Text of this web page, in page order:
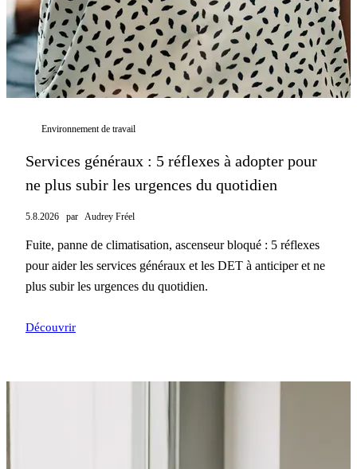
Environnement de travail
Services généraux : 5 réflexes à adopter pour
ne plus subir les urgences du quotidien
5.8.2026 par Audrey Fréel
Fuite, panne de climatisation, ascenseur bloqué : 5 réflexes
pour aider les services généraux et les DET à anticiper et ne
plus subir les urgences du quotidien.
Découvrir